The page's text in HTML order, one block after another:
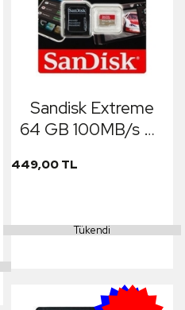
Sandisk Extreme
64 GB 100MB/s 4K
449,00 TL
Tükendi